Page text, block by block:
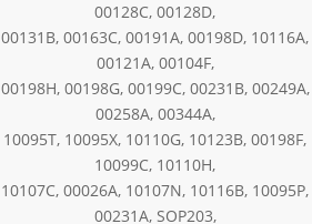
00128C, 00128D,
00131B, 00163C, 00191A, 00198D, 10116A,
00121A, 00104F,
00198H, 00198G, 00199C, 00231B, 00249A,
00258A, 00344A,
10095T, 10095X, 10110G, 10123B, 00198F,
10099C, 10110H,
10107C, 00026A, 10107N, 10116B, 10095P,
00231A, SOP203,